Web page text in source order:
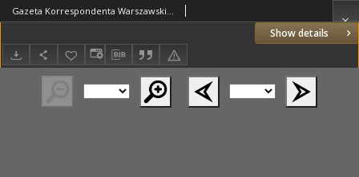
Show details
Gazeta Korrespondenta Warszawskiego i Zagranicznego. 1801 nr45